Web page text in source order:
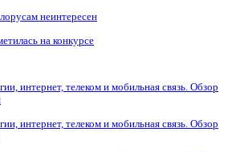
неинтересен
на конкурсе
интернет, телеком и мобильная связь. Обзор
интернет, телеком и мобильная связь. Обзор